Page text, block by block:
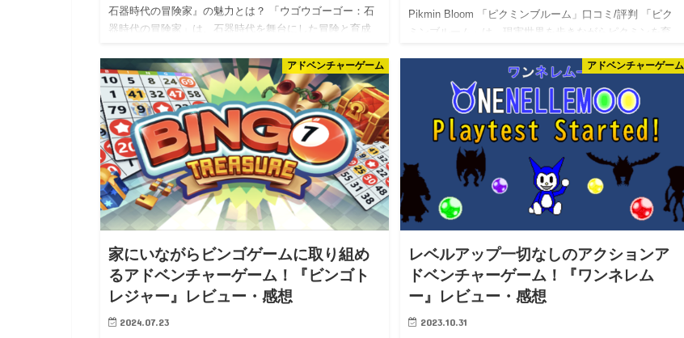
石器時代の冒険家』の魅力とは？ 「ウゴウゴーゴー：石
器時代の冒険家」は、石器時代を舞台にした冒険と育成
す。 プレイヤーは…
Pikmin Bloom 「ピクミンブルーム」口コミ/評判 「ピク
ミンブルーム」は、現実世界を歩きながらピクミンを育
ンアプリです。 口コミや評判を分析すると、日常の散歩
アドベンチャーゲーム
家にいながらビンゴゲームに取り組め
るアドベンチャーゲーム！『ビンゴト
レジャー』レビュー・感想
2024.07.23
アドベンチャーゲーム
レベルアップ一切なしのアクションア
ドベンチャーゲーム！『ワンネレム
ー』レビュー・感想
2023.10.31